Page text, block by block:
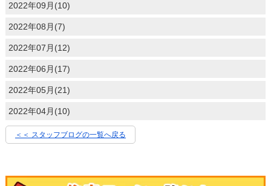
2022年09月(10)
2022年08月(7)
2022年07月(12)
2022年06月(17)
2022年05月(21)
2022年04月(10)
＜＜ スタッフブログの一覧へ戻る